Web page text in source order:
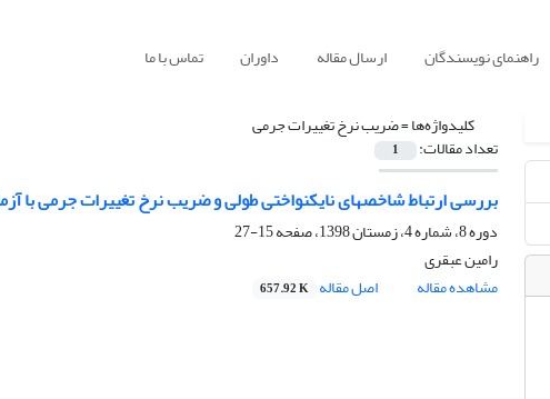
راهنمای نویسندگان ارسال مقاله داوران تماس با ما
کلیدواژه‌ها =ضریب نرخ تغییرات جرمی
تعداد مقالات: 1
بررسی ارتباط شاخصهای نایکنواختی طولی و ضریب نرخ تغییرات جرمی با
دوره 8، شماره 4، زمستان 1398، صفحه
15-27
رامین عبقری
مشاهده مقاله
اصل مقاله 657.92 K